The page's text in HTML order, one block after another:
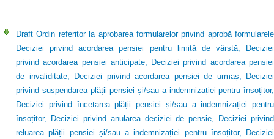
Draft Ordin referitor la aprobarea formularelor privind aprobă formularele
Deciziei privind acordarea pensiei pentru limită de vârstă, Deciziei
privind acordarea pensiei anticipate, Deciziei privind acordarea pensiei
de invaliditate, Deciziei privind acordarea pensiei de urmaș, Deciziei
privind suspendarea plății pensiei și/sau a indemnizației pentru însoțitor,
Deciziei privind încetarea plății pensiei și/sau a indemnizației pentru
însoțitor, Deciziei privind anularea deciziei de pensie, Deciziei privind
reluarea plății pensiei și/sau a indemnizației pentru însoțitor, Deciziei